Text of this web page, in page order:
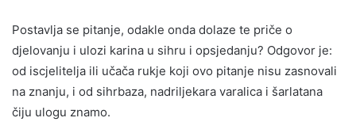
Postavlja se pitanje, odakle onda dolaze te priče o
djelovanju i ulozi karina u sihru i opsjedanju? Odgovor je:
od iscjelitelja ili učača rukje koji ovo pitanje nisu zasnovali
na znanju, i od sihrbaza, nadriljekara varalica i šarlatana
čiju ulogu znamo.